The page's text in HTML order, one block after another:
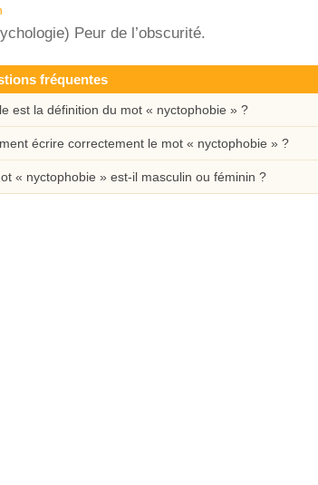
Peur de l’obscurité.
fréquentes
est la définition du mot « nyctophobie » ?
écrire correctement le mot « nyctophobie » ?
« nyctophobie » est-il masculin ou féminin ?